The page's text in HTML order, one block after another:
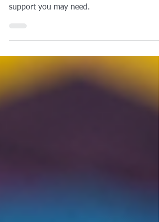
If you currently use kratom, now is the time